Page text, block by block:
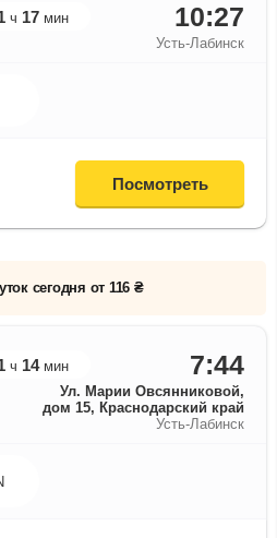
ч 17 мин 10:27
Усть-Лабинск
Посмотреть
сегодня от 116 ₴
ч 14 мин 7:44
Ул. Марии Овсянниковой,
дом 15, Краснодарский край
Усть-Лабинск